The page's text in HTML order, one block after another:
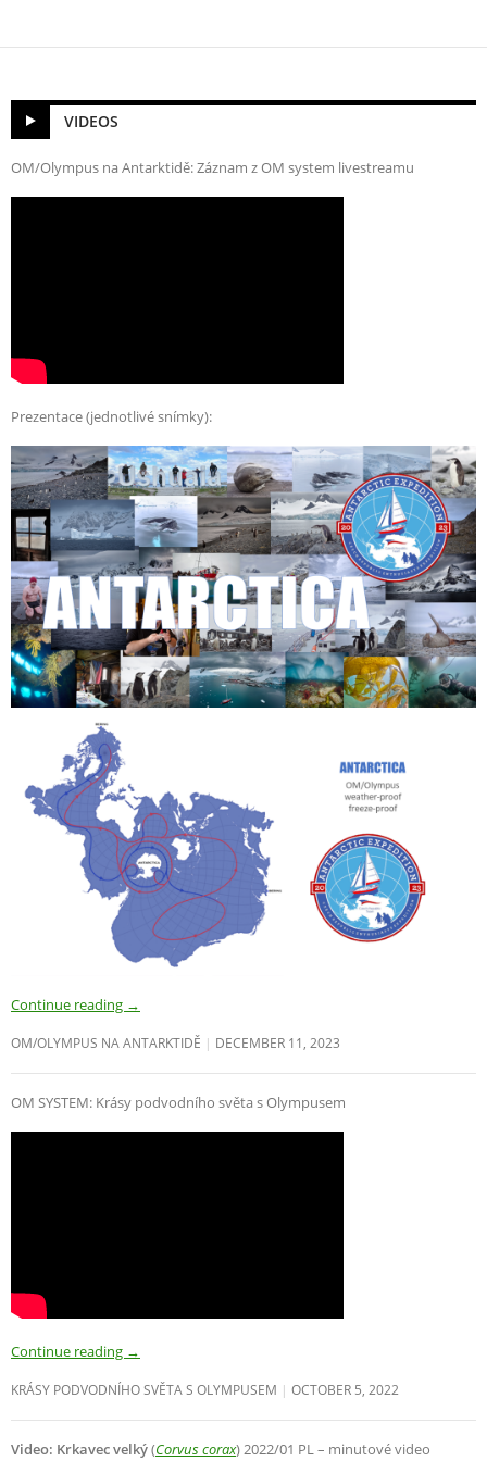
VIDEOS
OM/Olympus na Antarktidě: Záznam z OM system livestreamu
Prezentace (jednotlivé snímky):
Continue reading →
OM/OLYMPUS NA ANTARKTIDĚ DECEMBER 11, 2023
OM SYSTEM: Krásy podvodního světa s Olympusem
Continue reading →
KRÁSY PODVODNÍHO SVĚTA S OLYMPUSEM OCTOBER 5, 2022
Video: Krkavec velký(Corvus corax) 2022/01 PL – minutové video